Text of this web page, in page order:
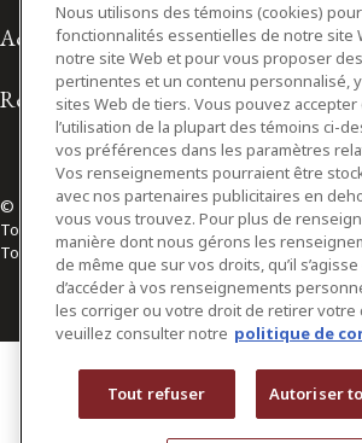
Accessibilité
Relations avec les médias
© 2026 Osler, Hoskin & Harcourt S.E.N.C.R.L./s.r.l.
Tous droits réservés
Toronto | Montréal | Calgary | Vancouver |
Nous utilisons des témoins (cookies)
fonctionnalités essentielles de notre site
notre site Web et pour vous proposer
pertinentes et un contenu personnalisé,
sites Web de tiers. Vous pouvez
l’utilisation de la plupart des témoins ci-
vos préférences dans les paramètres
Vos renseignements pourraient être
avec nos partenaires publicitaires en
vous vous trouvez. Pour plus de
manière dont nous gérons les
de même que sur vos droits, qu’il
d’accéder à vos renseignements
les corriger ou votre droit de retirer votre
veuillez consulter notre politique de
Tout refuser Autoriser